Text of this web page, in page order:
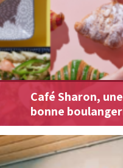
Café Sharon,
bonne